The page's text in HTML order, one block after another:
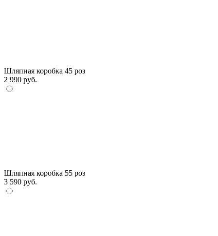
Шляпная коробка 45 роз
2 990 руб.
Шляпная коробка 55 роз
3 590 руб.